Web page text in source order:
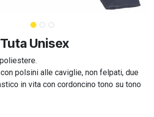
Unisex
polsini alle caviglie, non felpati, due
in vita con cordoncino tono su tono